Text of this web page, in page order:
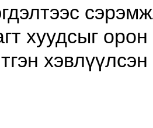
хуудсыг